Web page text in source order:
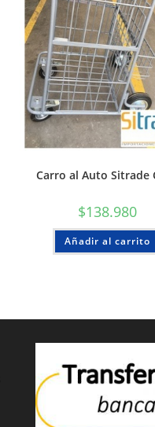
Carro al Auto Sitrade
$138.980
Añadir al carrito